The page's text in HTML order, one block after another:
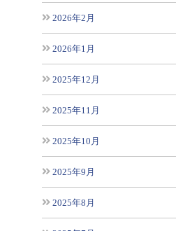
2026年2月
2026年1月
2025年12月
2025年11月
2025年10月
2025年9月
2025年8月